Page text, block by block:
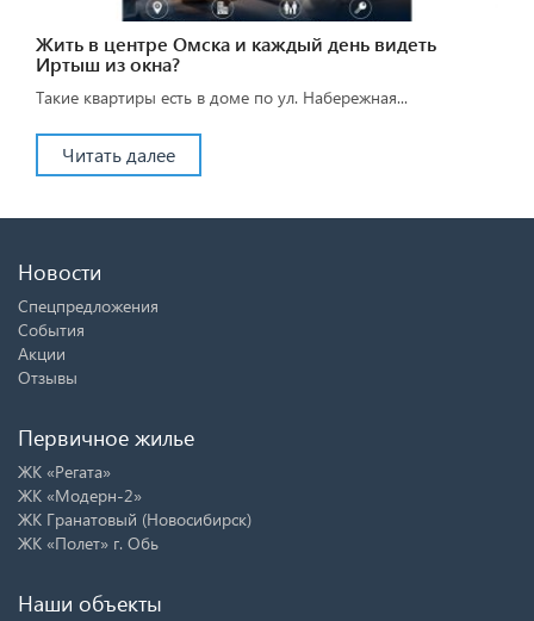
Жить в центре Омска и каждый день видеть
Иртыш из окна?
Такие квартиры есть в доме по ул. Набережная...
Читать далее
Новости
Спецпредложения
События
Акции
Отзывы
Первичное жилье
ЖК «Регата»
ЖК «Модерн-2»
ЖК Гранатовый (Новосибирск)
ЖК «Полет» г. Обь
Наши объекты